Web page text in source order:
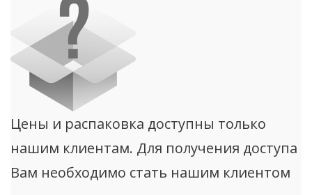
Цены и распаковка доступны только
нашим клиентам. Для получения доступа
Вам необходимо стать нашим клиентом